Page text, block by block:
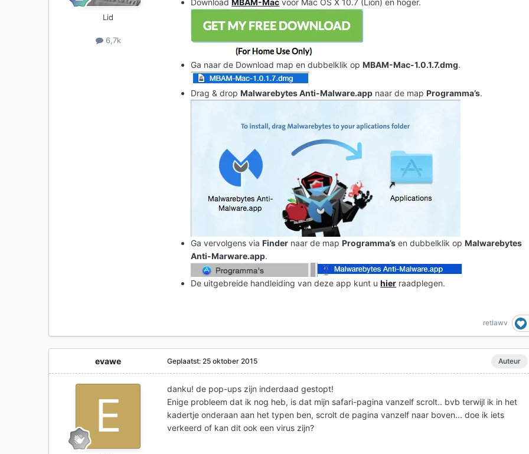
Lid
6,7k
Ga naar de Download map en dubbelklik opMBAM-Mac-1.0.1.7.dmg.
Drag & dropMalwarebytes Anti-Malware.app naar de mapProgramma’s.
Ga vervolgens viaFinder naar de mapProgramma’s en dubbelklik opMalwarebytes
Anti-Marware.app.
De uitgebreide handleiding van deze app kunt uhier raadplegen.
retlawv
evawe Auteur
Geplaatst: 25 oktober 2015
danku! de pop-ups zijn inderdaad gestopt!
Enige probleem dat ik nog heb, is dat mijn safari-pagina vanzelf scrolt.. bvb terwijl ik in het
kadertje onderaan aan het typen ben, scrolt de pagina vanzelf naar boven... doe ik iets
verkeerd of kan dit ook een virus zijn?